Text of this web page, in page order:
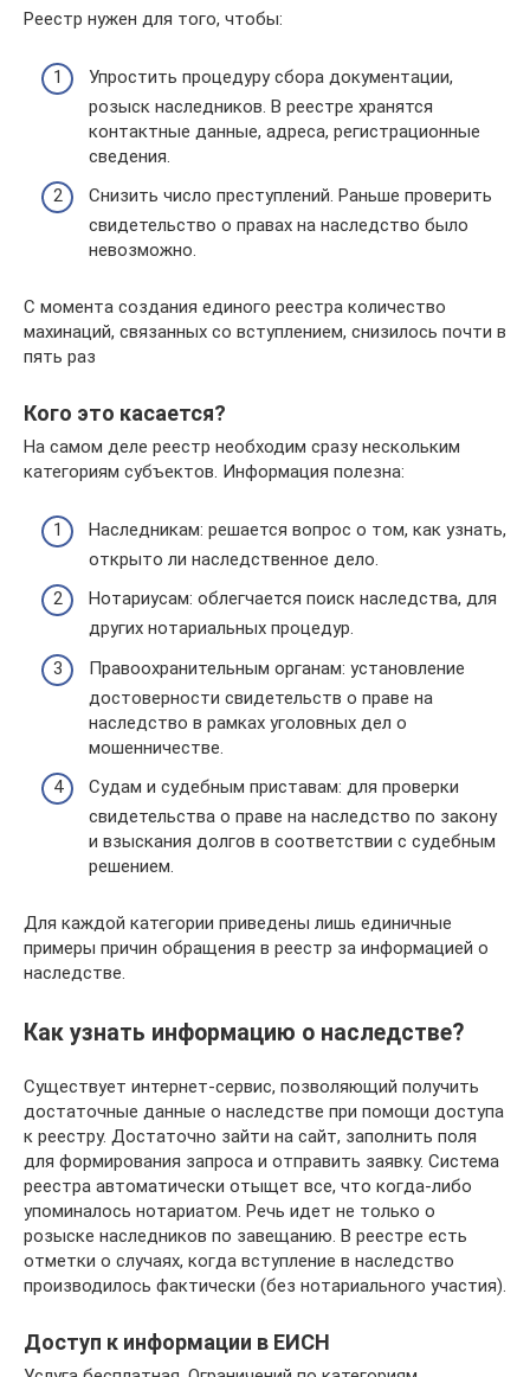
Реестр нужен для того, чтобы:
Упростить процедуру сбора документации,
розыск наследников. В реестре хранятся
контактные данные, адреса, регистрационные
сведения.
Снизить число преступлений. Раньше проверить
свидетельство о правах на наследство было
невозможно.
С момента создания единого реестра количество
махинаций, связанных со вступлением, снизилось почти в
пять раз
Кого это касается?
На самом деле реестр необходим сразу нескольким
категориям субъектов. Информация полезна:
Наследникам: решается вопрос о том, как узнать,
открыто ли наследственное дело.
Нотариусам: облегчается поиск наследства, для
других нотариальных процедур.
Правоохранительным органам: установление
достоверности свидетельств о праве на
наследство в рамках уголовных дел о
мошенничестве.
Судам и судебным приставам: для проверки
свидетельства о праве на наследство по закону
и взыскания долгов в соответствии с судебным
решением.
Для каждой категории приведены лишь единичные
примеры причин обращения в реестр за информацией о
наследстве.
Как узнать информацию о наследстве?
Существует интернет-сервис, позволяющий получить
достаточные данные о наследстве при помощи доступа
к реестру. Достаточно зайти на сайт, заполнить поля
для формирования запроса и отправить заявку. Система
реестра автоматически отыщет все, что когда-либо
упоминалось нотариатом. Речь идет не только о
розыске наследников по завещанию. В реестре есть
отметки о случаях, когда вступление в наследство
производилось фактически (без нотариального участия).
Доступ к информации в ЕИСН